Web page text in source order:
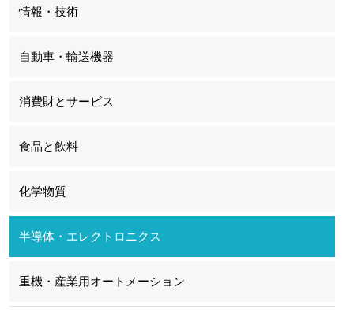
情報・技術
自動車・輸送機器
消費財とサービス
食品と飲料
化学物質
半導体・エレクトロニクス
重機・産業用オートメーション